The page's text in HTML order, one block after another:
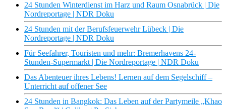
24 Stunden Winterdienst im Harz und Raum Osnabrück | Die
Nordreportage | NDR Doku
24 Stunden mit der Berufsfeuerwehr Lübeck | Die
Nordreportage | NDR Doku
Für Seefahrer, Touristen und mehr: Bremerhavens 24-
Stunden-Supermarkt | Die Nordreportage | NDR Doku
Das Abenteuer ihres Lebens! Lernen auf dem Segelschiff –
Unterricht auf offener See
24 Stunden in Bangkok: Das Leben auf der Partymeile „Khao